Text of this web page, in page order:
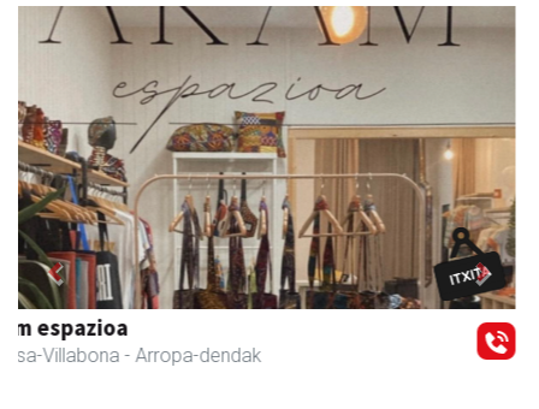
Arindu fisioterapia eta osteopatia
Amasa-Villabona - Fisioterapia
Previous Next